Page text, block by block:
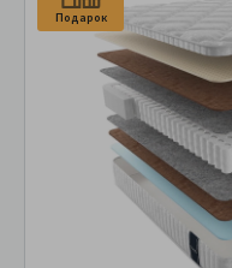
Подарок